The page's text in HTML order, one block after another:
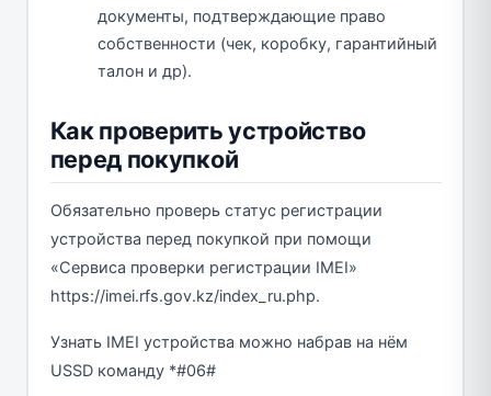
документы, подтверждающие право
собственности (чек, коробку, гарантийный
талон и др).
Как проверить устройство
перед покупкой
Обязательно проверь статус регистрации
устройства перед покупкой при помощи
«Сервиса проверки регистрации IMEI»
https://imei.rfs.gov.kz/index_ru.php.
Узнать IMEI устройства можно набрав на нём
USSD команду *#06#